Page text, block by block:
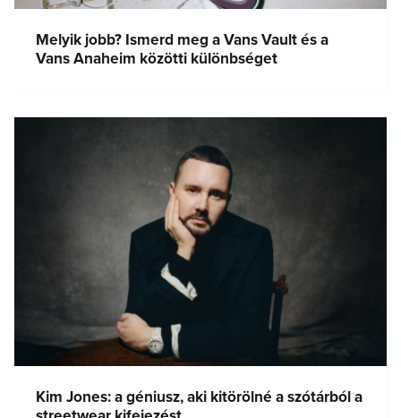
Melyik jobb? Ismerd meg a Vans Vault és a
Vans Anaheim közötti különbséget
Kim Jones: a géniusz, aki kitörölné a szótárból a